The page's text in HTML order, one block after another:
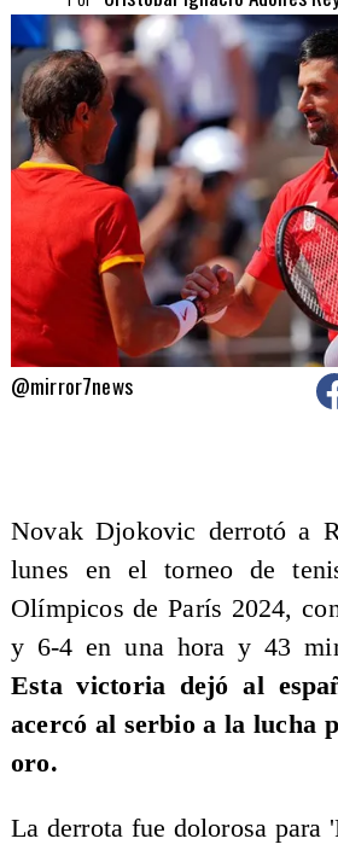
@mirror7news
Novak Djokovic derrotó a
lunes en el torneo de
Olímpicos de París 2024,
y 6-4 en una hora y 43
Esta victoria dejó al
acercó al serbio a la lucha
oro.
La derrota fue dolorosa para